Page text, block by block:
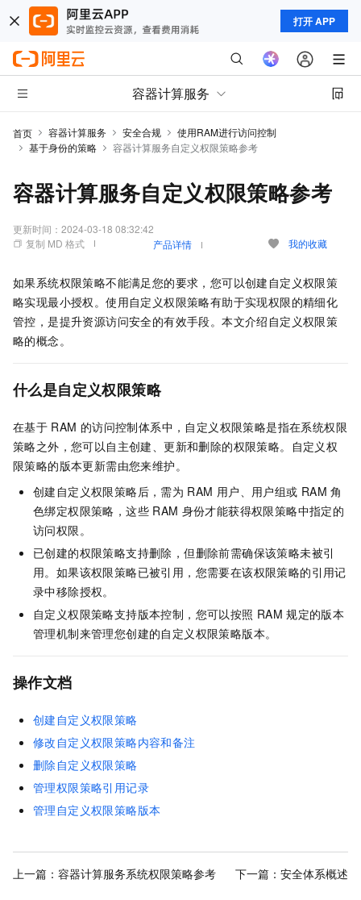
打开 APP
容器计算服务
首页 容器计算服务 安全合规
使用RAM进行访问控制
基于身份的策略
容器计算服务自定义权限策略参考
容器计算服务自定义权限策略参考
更新时间： 2024-03-18 08:32:42
复制 MD 格式
产品详情 我的收藏
如果系统权限策略不能满足您的要求，您可以创建自定义权限策
略实现最小授权。使用自定义权限策略有助于实现权限的精细化
管控，是提升资源访问安全的有效手段。本文介绍自定义权限策
略的概念。
什么是自定义权限策略
在基于 RAM 的访问控制体系中，自定义权限策略是指在系统权限
策略之外，您可以自主创建、更新和删除的权限策略。自定义权
限策略的版本更新需由您来维护。
创建自定义权限策略后，需为 RAM 用户、用户组或 RAM 角
色绑定权限策略，这些 RAM 身份才能获得权限策略中指定的
访问权限。
已创建的权限策略支持删除，但删除前需确保该策略未被引
用。如果该权限策略已被引用，您需要在该权限策略的引用记
录中移除授权。
自定义权限策略支持版本控制，您可以按照 RAM 规定的版本
管理机制来管理您创建的自定义权限策略版本。
操作文档
创建自定义权限策略
修改自定义权限策略内容和备注
删除自定义权限策略
管理权限策略引用记录
管理自定义权限策略版本
上一篇： 容器计算服务系统权限策略参考 下一篇： 安全体系概述